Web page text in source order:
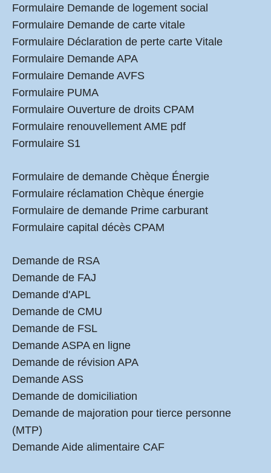
Formulaire Demande de logement social
Formulaire Demande de carte vitale
Formulaire Déclaration de perte carte Vitale
Formulaire Demande APA
Formulaire Demande AVFS
Formulaire PUMA
Formulaire Ouverture de droits CPAM
Formulaire renouvellement AME pdf
Formulaire S1
Formulaire de demande Chèque Énergie
Formulaire réclamation Chèque énergie
Formulaire de demande Prime carburant
Formulaire capital décès CPAM
Demande de RSA
Demande de FAJ
Demande d'APL
Demande de CMU
Demande de FSL
Demande ASPA en ligne
Demande de révision APA
Demande ASS
Demande de domiciliation
Demande de majoration pour tierce personne
(MTP)
Demande Aide alimentaire CAF